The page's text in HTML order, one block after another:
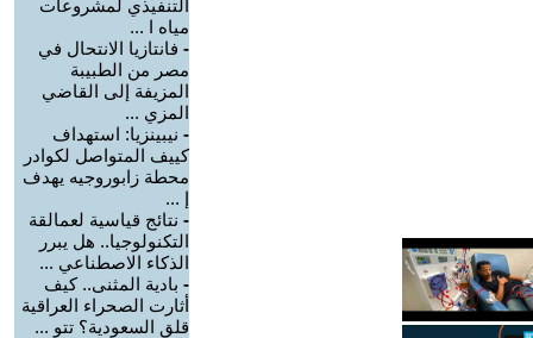
التنفيذي لمشروعات
مياه ا ...
- فانتازيا الانتحال في
مصر من الطبيبة
المزيفة إلى القاضي
المزي ...
- نيبينزيا: استهداف
كييف المتواصل لكوادر
محطة زابوروجيه يهدف
إ ...
- نتائج قياسية لعمالقة
التكنولوجيا.. هل يبرر
الذكاء الاصطناعي ...
- بادية المثنى.. كيف
أثارت الصحراء العراقية
قلق السعودية؟ تتو ...